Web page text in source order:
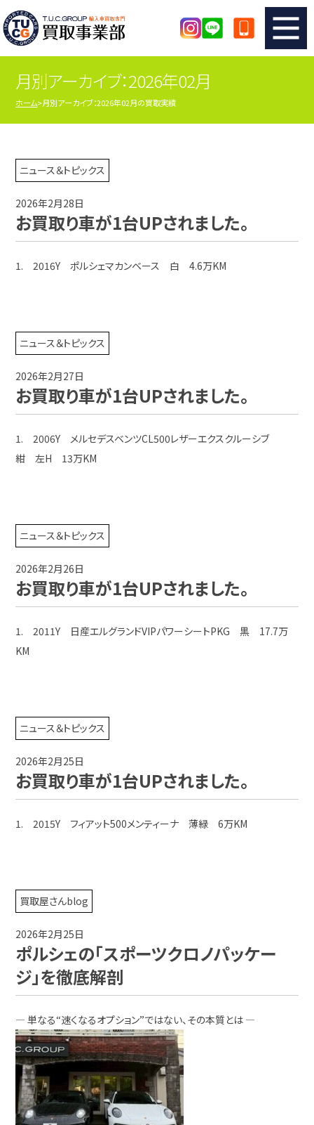
TUCのカンタン査定 買取りの流れ
査定の注意事項 メーカー別査定フォーム
TUCの買取実績
店舗紹介
月別アーカイブ：2026年02月
ホーム 月別アーカイブ：2026年02月の買取実績
ニュース＆トピックス
2026年2月28日
お買取り車が1台UPされました。
1. 2016Y ポルシェマカンベース 白 4.6万KM
ニュース＆トピックス
2026年2月27日
お買取り車が1台UPされました。
1. 2006Y メルセデスベンツCL500レザーエクスクルーシブ
紺 左H 13万KM
ニュース＆トピックス
2026年2月26日
お買取り車が1台UPされました。
1. 2011Y 日産エルグランドVIPパワーシートPKG 黒 17.7万
KM
ニュース＆トピックス
2026年2月25日
お買取り車が1台UPされました。
1. 2015Y フィアット500メンティーナ 薄緑 6万KM
買取屋さんblog
2026年2月25日
ポルシェの「スポーツクロノパッケー
ジ」を徹底解剖
― 単なる“速くなるオプション”ではない、その本質とは ―